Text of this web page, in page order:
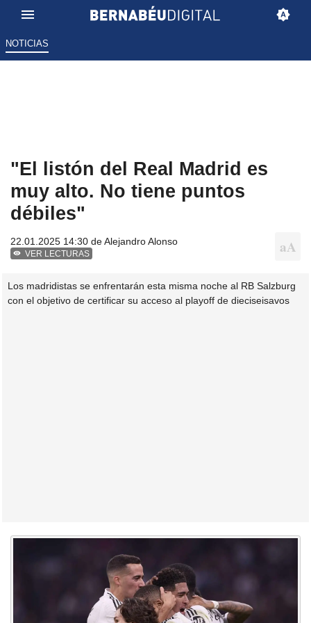
NOTICIAS
"El listón del Real Madrid es
muy alto. No tiene puntos
débiles"
22.01.2025 14:30 deAlejandro Alonso
VER LECTURAS
Los madridistas se enfrentarán esta misma noche al RB Salzburg
con el objetivo de certificar su acceso al playoff de dieciseisavos